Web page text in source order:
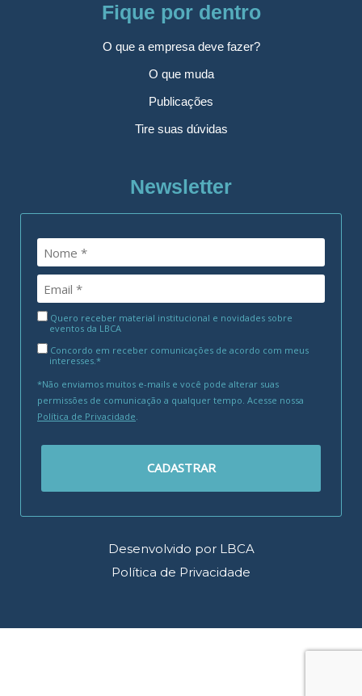
Fique por dentro
O que a empresa deve fazer?
O que muda
Publicações
Tire suas dúvidas
Newsletter
Quero receber material institucional e novidades sobre
eventos da LBCA
Concordo em receber comunicações de acordo com meus
interesses.*
*Não enviamos muitos e-mails e você pode alterar suas
permissões de comunicação a qualquer tempo. Acesse nossa
Política de Privacidade
CADASTRAR
Desenvolvido por LBCA
Política de Privacidade